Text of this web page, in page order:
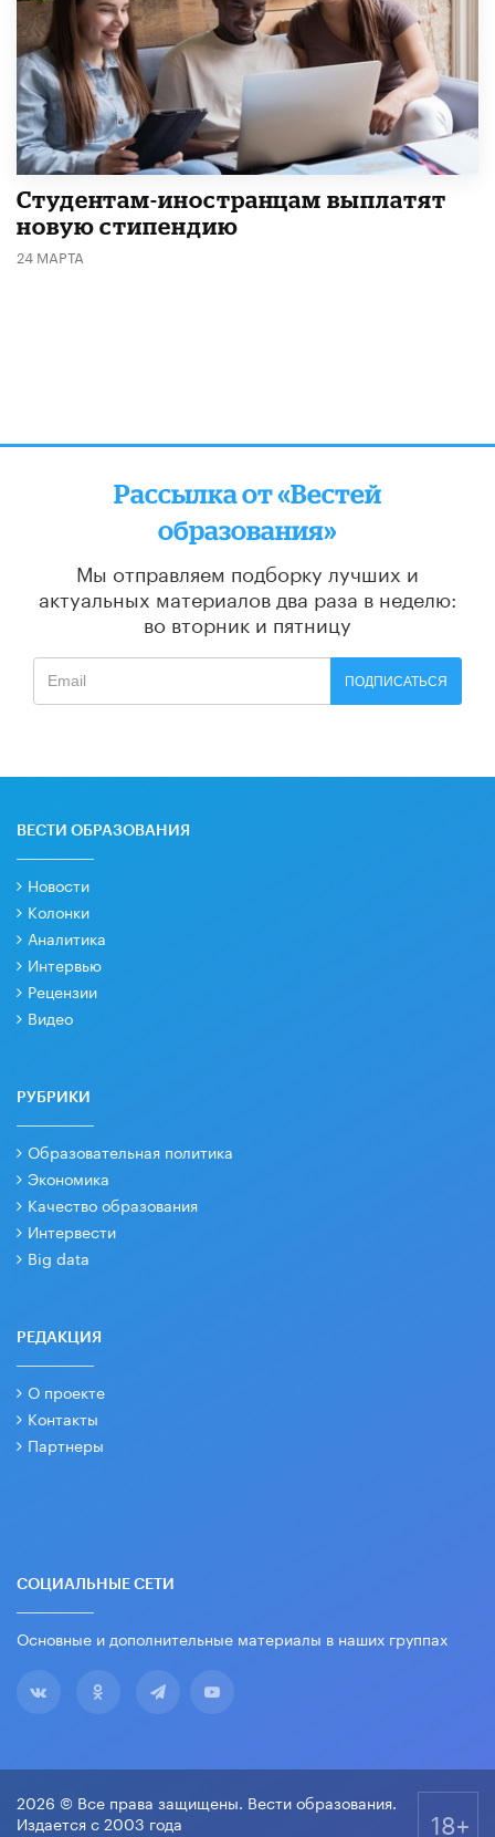
Студентам-иностранцам выплатят
новую стипендию
24 МАРТА
Рассылка от «Вестей
образования»
Мы отправляем подборку лучших и
актуальных материалов два раза в неделю:
во вторник и пятницу
ПОДПИСАТЬСЯ
ВЕСТИ ОБРАЗОВАНИЯ
Новости
Колонки
Аналитика
Интервью
Рецензии
Видео
РУБРИКИ
Образовательная политика
Экономика
Качество образования
Интервести
Big data
РЕДАКЦИЯ
О проекте
Контакты
Партнеры
СОЦИАЛЬНЫЕ СЕТИ
Основные и дополнительные материалы в наших группах
2026 © Все права защищены. Вести образования.
Издается с 2003 года
18+